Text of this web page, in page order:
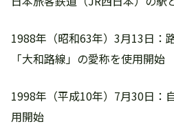
1988年（昭和63年）3月13日：
「大和路線」の愛称を使用開始
1998年（平成10年）7月30日：
用開始